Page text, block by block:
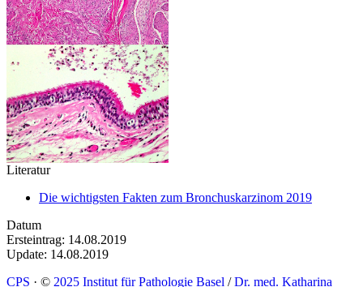
Literatur
Die wichtigsten Fakten zum Bronchuskarzinom 2019
Datum
Ersteintrag: 14.08.2019
Update: 14.08.2019
CPS · © 2025 Institut für Pathologie Basel /Dr. med. Katharina